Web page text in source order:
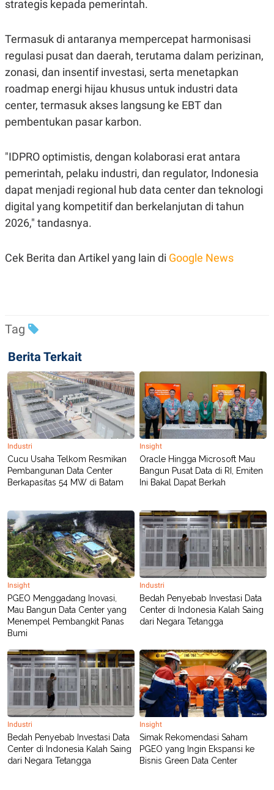
C
M
Y
L
E
.
I
D
L
N
G
A
C
T
A
K
K
N
R
E
I
E
N
E
PE
G
G
M
E
D
I
A
.
I
D
SITEMAPPROFILETERM
OF
PEDOMAN
PEMBERITAAN
SIBER
PRIVACY
POLICY
strategis kepada pemerintah.
Termasuk di antaranya mempercepat harmonisasi
regulasi pusat dan daerah, terutama dalam perizinan,
zonasi, dan insentif investasi, serta menetapkan
roadmap energi hijau khusus untuk industri data
center, termasuk akses langsung ke EBT dan
pembentukan pasar karbon.
"IDPRO optimistis, dengan kolaborasi erat antara
pemerintah, pelaku industri, dan regulator, Indonesia
dapat menjadi regional hub data center dan teknologi
digital yang kompetitif dan berkelanjutan di tahun
2026," tandasnya.
Cek Berita dan Artikel yang lain di Google News
Tag
Berita Terkait
Industri
Cucu Usaha Telkom Resmikan
Pembangunan Data Center
Berkapasitas 54 MW di Batam
Insight
Oracle Hingga Microsoft Mau
Bangun Pusat Data di RI, Emiten
Ini Bakal Dapat Berkah
Insight
PGEO Menggadang Inovasi,
Mau Bangun Data Center yang
Menempel Pembangkit Panas
Bumi
Industri
Bedah Penyebab Investasi Data
Center di Indonesia Kalah Saing
dari Negara Tetangga
Industri
Bedah Penyebab Investasi Data
Center di Indonesia Kalah Saing
dari Negara Tetangga
Insight
Simak Rekomendasi Saham
PGEO yang Ingin Ekspansi ke
Bisnis Green Data Center